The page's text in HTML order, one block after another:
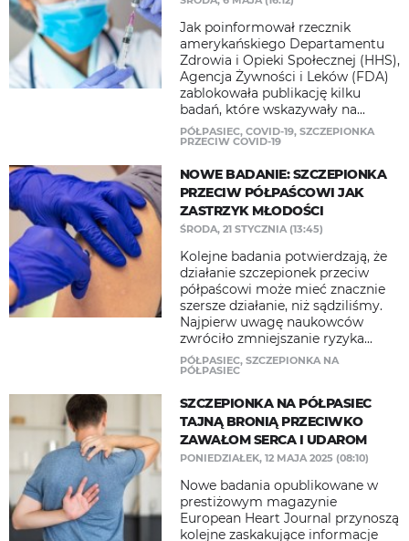
Jak poinformował rzecznik
amerykańskiego Departamentu
Zdrowia i Opieki Społecznej (HHS),
Agencja Żywności i Leków (FDA)
zablokowała publikację kilku
badań, które wskazywały na...
PÓŁPASIEC, COVID-19, SZCZEPIONKA
PRZECIW COVID-19
NOWE BADANIE: SZCZEPIONKA
PRZECIW PÓŁPAŚCOWI JAK
ZASTRZYK MŁODOŚCI
ŚRODA, 21 STYCZNIA (13:45)
Kolejne badania potwierdzają, że
działanie szczepionek przeciw
półpaścowi może mieć znacznie
szersze działanie, niż sądziliśmy.
Najpierw uwagę naukowców
zwróciło zmniejszanie ryzyka...
PÓŁPASIEC, SZCZEPIONKA NA
PÓŁPASIEC
SZCZEPIONKA NA PÓŁPASIEC
TAJNĄ BRONIĄ PRZECIWKO
ZAWAŁOM SERCA I UDAROM
PONIEDZIAŁEK, 12 MAJA 2025 (08:10)
Nowe badania opublikowane w
prestiżowym magazynie
European Heart Journal przynoszą
kolejne zaskakujące informacje